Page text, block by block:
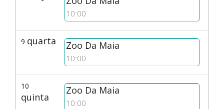
10:00
9 quarta Zoo Da Maia
10:00
10
quinta
Zoo Da Maia
10:00